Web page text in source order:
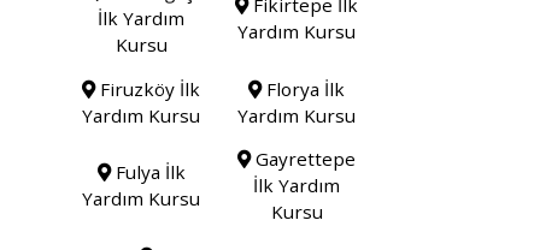
İlk Yardım
Kursu
Fikirtepe İlk
Yardım Kursu
Firuzköy İlk
Yardım Kursu
Florya İlk
Yardım Kursu
Fulya İlk
Yardım Kursu
Gayrettepe
İlk Yardım
Kursu